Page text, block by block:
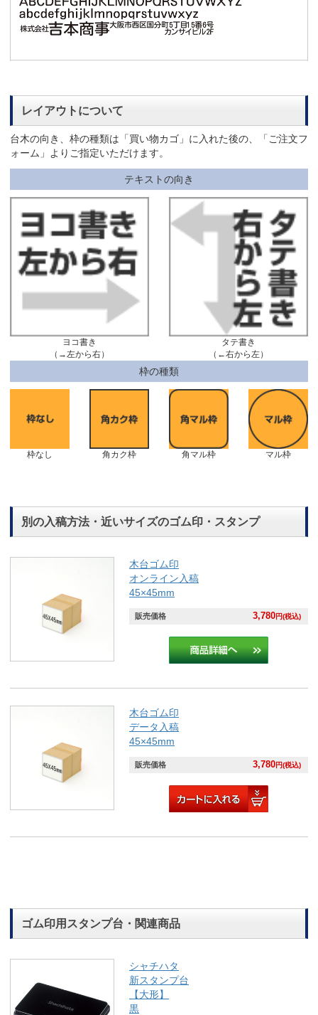
レイアウトについて
台木の向き、枠の種類は「買い物カゴ」に入れた後の、「ご注文フ
ォーム」よりご指定いただけます。
テキストの向き
ヨコ書き
（→左から右）
タテ書き
（←右から左）
枠の種類
枠なし 角カク枠 角マル枠 マル枠
別の入稿方法・近いサイズのゴム印・スタンプ
木台ゴム印
オンライン入稿
45×45mm
販売価格 3,780円(税込)
木台ゴム印
データ入稿
45×45mm
販売価格 3,780円(税込)
ゴム印用スタンプ台・関連商品
シャチハタ
新スタンプ台
【大形】
黒